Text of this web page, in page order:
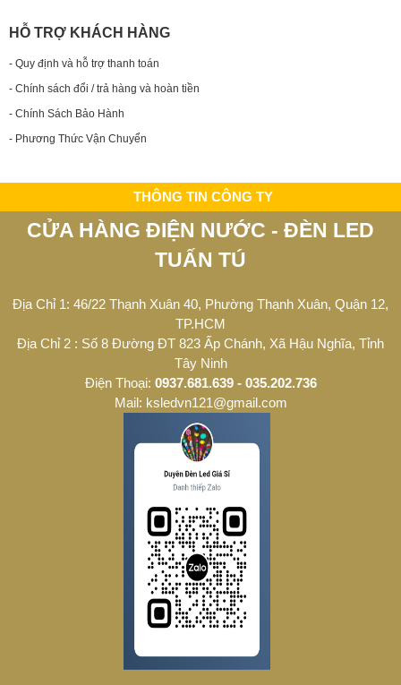
HỖ TRỢ KHÁCH HÀNG
- Quy định và hỗ trợ thanh toán
- Chính sách đổi / trả hàng và hoàn tiền
- Chính Sách Bảo Hành
- Phương Thức Vận Chuyển
THÔNG TIN CÔNG TY
CỬA HÀNG ĐIỆN NƯỚC - ĐÈN LED
TUẤN TÚ
Địa Chỉ 1: 46/22 Thạnh Xuân 40, Phường Thạnh Xuân, Quận 12,
TP.HCM
Địa Chỉ 2 : Số 8 Đường ĐT 823 Ấp Chánh, Xã Hậu Nghĩa, Tỉnh
Tây Ninh
Điện Thoại: 0937.681.639 - 035.202.736
Mail: ksledvn121@gmail.com